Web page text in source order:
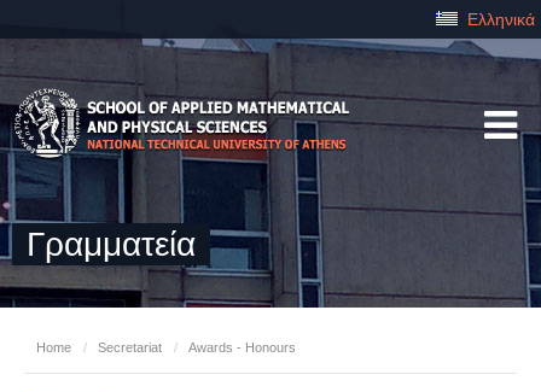
Ελληνικά
Γραμματεία
Home / Secretariat / Awards - Honours